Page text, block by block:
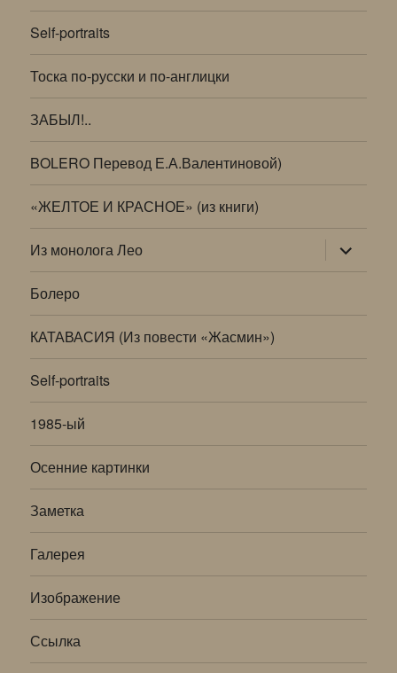
Self-portraits
Тоска по-русски и по-англицки
ЗАБЫЛ!..
BOLERO Перевод Е.А.Валентиновой)
«ЖЕЛТОЕ И КРАСНОЕ» (из книги)
Из монолога Лео раскрыть
дочернее
меню
Болеро
КАТАВАСИЯ (Из повести «Жасмин»)
Self-portraits
1985-ый
Осенние картинки
Заметка
Галерея
Изображение
Ссылка